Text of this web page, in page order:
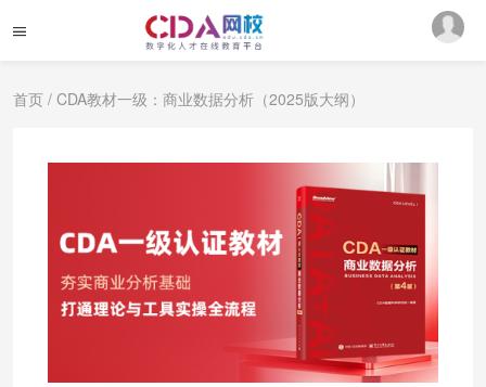
首页 / CDA教材一级：商业数据分析（2025版大纲）